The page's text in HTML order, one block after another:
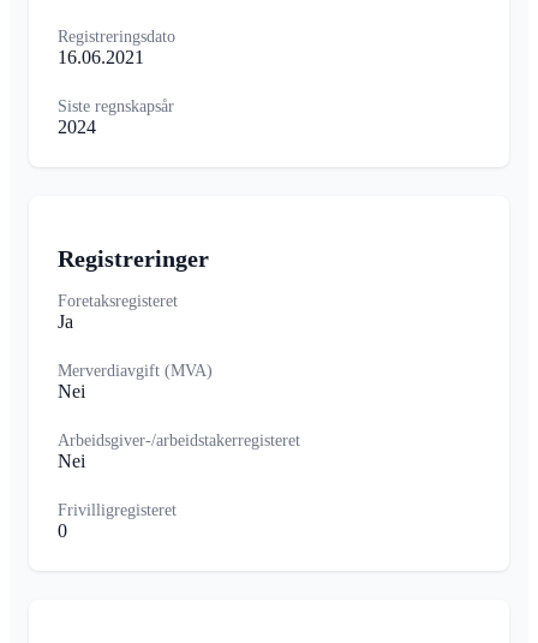
Registreringsdato
16.06.2021
Siste regnskapsår
2024
Registreringer
Foretaksregisteret
Ja
Merverdiavgift (MVA)
Nei
Arbeidsgiver-/arbeidstakerregisteret
Nei
Frivilligregisteret
0